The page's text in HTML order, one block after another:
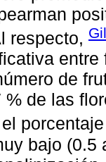
respecto,
de
% de las
el
bajo (0.5